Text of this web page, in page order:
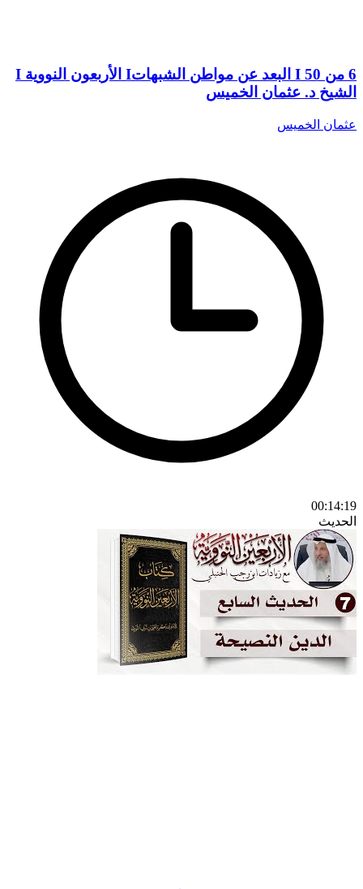
6 من 50 I البعد عن مواطن الشبهاتI الأربعون النووية I
الشيخ د. عثمان الخميس
عثمان الخميس
00:14:19
الحديث